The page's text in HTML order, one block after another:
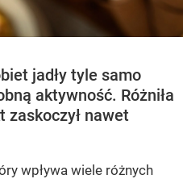
jadły tyle samo
aktywność. Różniła
zaskoczył nawet
wpływa wiele różnych